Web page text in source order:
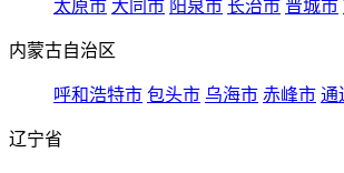
太原市 大同市 阳泉市 长治市 晋城市
内蒙古自治区
呼和浩特市 包头市 乌海市 赤峰市 通
辽宁省